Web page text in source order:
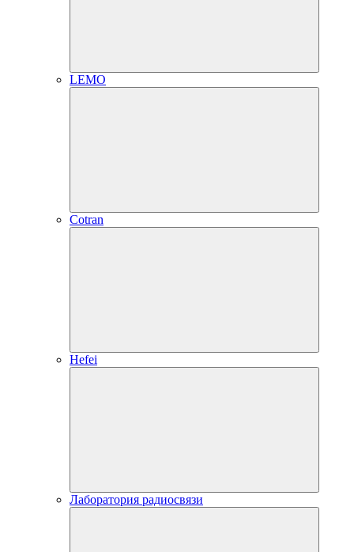
LEMO
Cotran
Hefei
Лаборатория радиосвязи